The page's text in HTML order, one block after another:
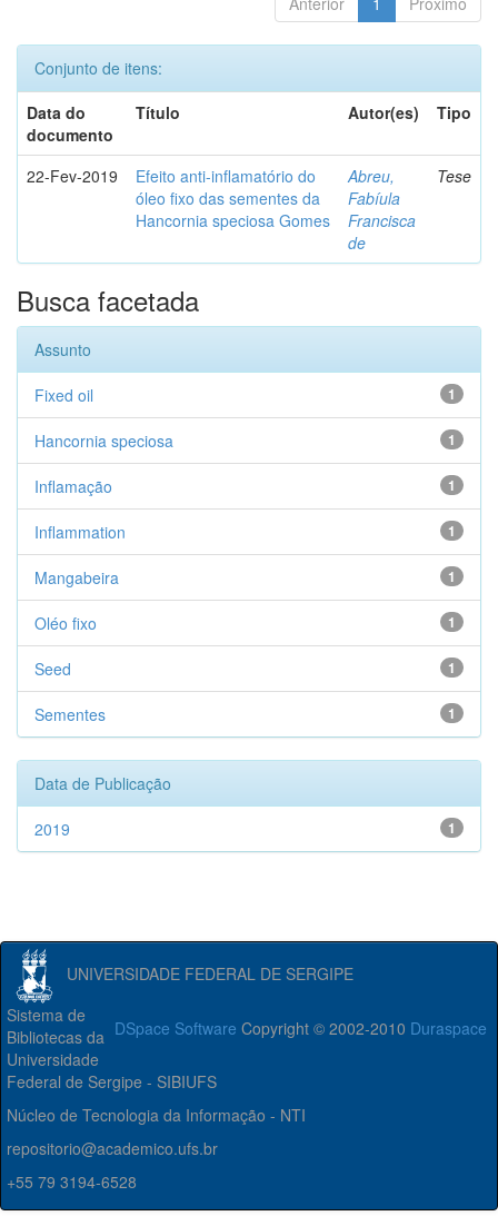
Conjunto de itens:
Data do
documento
Título Autor(es) Tipo
22-Fev-2019
Efeito anti-inflamatório do
óleo fixo das sementes da
Hancornia speciosa Gomes
Abreu,
Fabíula
Francisca
de
Tese
Busca facetada
Assunto
1
Fixed oil
1
Hancornia speciosa
1
Inflamação
1
Inflammation
1
Mangabeira
1
Oléo fixo
1
Seed
1
Sementes
Data de Publicação
1
2019
UNIVERSIDADE FEDERAL DE SERGIPE
DSpace Software Copyright © 2002-2010 Duraspace
Sistema de
Bibliotecas da
Universidade
Federal de Sergipe - SIBIUFS
Núcleo de Tecnologia da Informação - NTI
repositorio@academico.ufs.br
+55 79 3194-6528